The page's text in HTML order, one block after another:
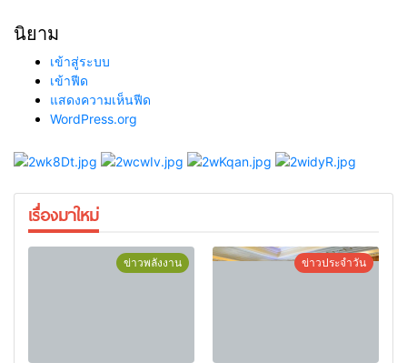
นิยาม
เข้าสู่ระบบ
เข้าฟีด
แสดงความเห็นฟีด
WordPress.org
เรื่องมาใหม่
ข่าวพลังงาน ข่าวประจำวัน